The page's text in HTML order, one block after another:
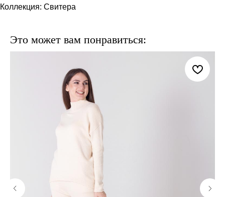
Коллекция: Свитера
Это может вам понравиться: